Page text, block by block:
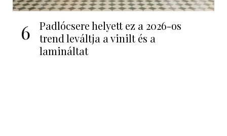
6
Padlócsere helyett ez a 2026-os
trend leváltja a vinilt és a
lamináltat